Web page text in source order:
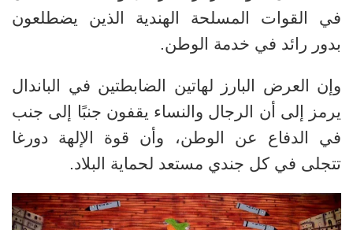
في القوات المسلحة الهندية الذين يضطلعون
بدور رائد في خدمة الوطن.
وإن العرض البارز لهاتين الضابطتين في الباندال
يرمز إلى أن الرجال والنساء يقفون جنبًا إلى جنب
في الدفاع عن الوطن، وأن قوة الإلهة دورغا
تتجلى في كل جندي مستعد لحماية البلاد.